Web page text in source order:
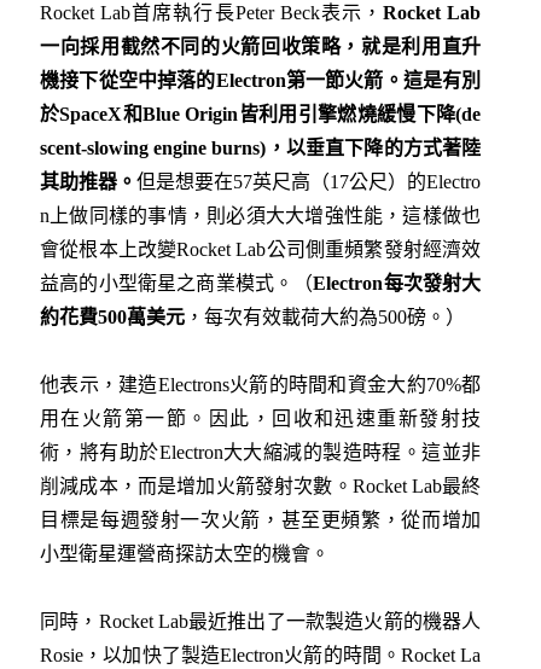
Rocket Lab首席執行長Peter Beck表示，Rocket Lab
一向採用截然不同的火箭回收策略，就是利用直升
機接下從空中掉落的Electron第一節火箭。這是有別
於SpaceX和Blue Origin皆利用引擎燃燒緩慢下降(de
scent-slowing engine burns) ， 以垂直下降的方式著陸
其助推器。但是想要在57英尺高（17公尺）的Electro
n上做同樣的事情，則必須大大增強性能，這樣做也
會從根本上改變Rocket Lab公司側重頻繁發射經濟效
益高的小型衛星之商業模式。（Electron每次發射大
約花費500萬美元 ，每次有效載荷大約為500磅。）
他表示，建造Electrons火箭的時間和資金大約70%都
用在火箭第一節。因此，回收和迅速重新發射技
術，將有助於Electron大大縮減的製造時程。這並非
削減成本，而是增加火箭發射次數。Rocket Lab最終
目標是每週發射一次火箭，甚至更頻繁，從而增加
小型衛星運營商探訪太空的機會。
同時，Rocket Lab最近推出了一款製造火箭的機器人
Rosie，以加快了製造Electron火箭的時間。Rocket La